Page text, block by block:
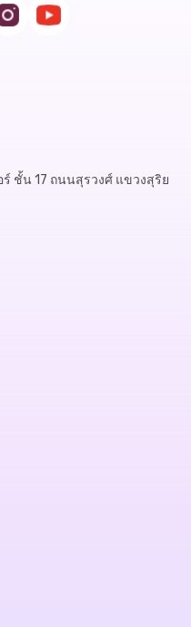
ชั้น 17 ถนนสุรวงศ์ แขวงสุริย